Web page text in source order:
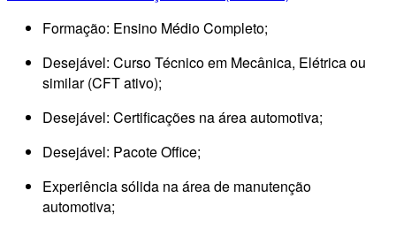
Formação: Ensino Médio Completo;
Desejável: Curso Técnico em Mecânica, Elétrica ou
similar (CFT ativo);
Desejável: Certificações na área automotiva;
Desejável: Pacote Office;
Experiência sólida na área de manutenção
automotiva;